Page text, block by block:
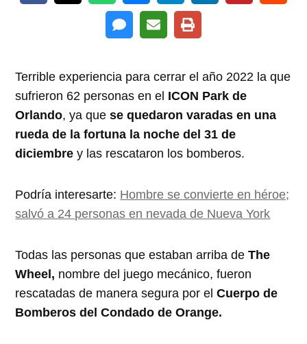
Terrible experiencia para cerrar el año 2022 la que
sufrieron 62 personas en el ICON Park de
Orlando, ya quese quedaron varadas en una
rueda de la fortuna la noche del 31 de
diciembre y las rescataron los bomberos.
Podría interesarte: Hombre se convierte en héroe;
salvó a 24 personas en nevada de Nueva York
Todas las personas que estaban arriba deThe
Wheel, nombre del juego mecánico, fueron
rescatadas de manera segura por elCuerpo de
Bomberos del Condado de Orange.